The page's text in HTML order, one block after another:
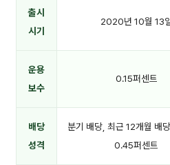
출시
시기
2020년 10월 13
운용
보수
0.15퍼센트
배당
성격
분기 배당, 최근 12개월 배
0.45퍼센트